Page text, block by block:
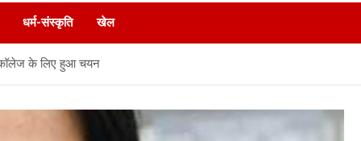
धर्म-संस्कृति खेल
कॉलेज के लिए हुआ चयन